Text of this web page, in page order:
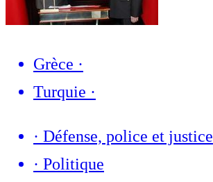
Grèce ·
Turquie ·
· Défense, police et justice
· Politique